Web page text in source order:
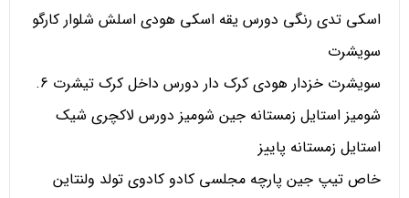
اسکی تدی رنگی دورس یقه اسکی هودی اسلش شلوار کارگو
سویشرت
سویشرت خزدار هودی کرک دار دورس داخل کرک تیشرت 6.
شومیز استایل زمستانه جین شومیز دورس لاکچری شیک
استایل زمستانه پاییز
خاص تیپ جین پارچه مجلسی کادو کادوی تولد ولنتاین